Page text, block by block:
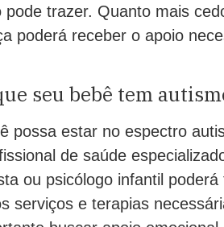
trazer. Quanto mais
poderá receber o apoio
seu bebê tem
possa estar no espectro
de saúde
ou psicólogo infantil
serviços e terapias